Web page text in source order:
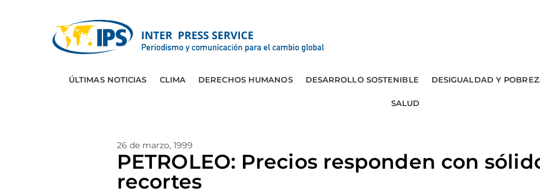
ÚLTIMAS NOTICIAS CLIMA DERECHOS HUMANOS DESARROLLO SOSTENIBLE DESIGUALDAD Y
SALUD
26 de marzo, 1999
PETROLEO: Precios responden con
recortes